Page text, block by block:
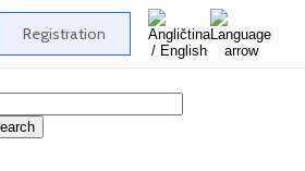
Registration